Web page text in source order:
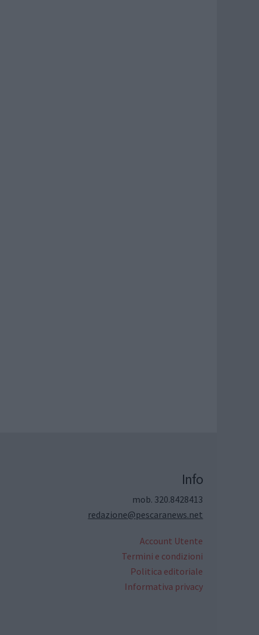
Info
mob. 320.8428413
redazione@pescaranews.net
Account Utente
Termini e condizioni
Politica editoriale
Informativa privacy